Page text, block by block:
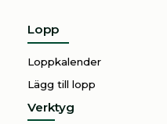
Lopp
Loppkalender
Lägg till lopp
Verktyg